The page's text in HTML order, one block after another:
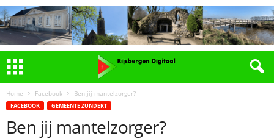
Home Facebook Ben jij mantelzorger?
FACEBOOK GEMEENTE ZUNDERT
Ben jij mantelzorger?